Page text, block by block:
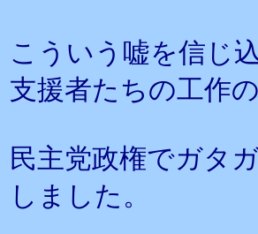
こういう嘘を信じ
支援者たちの工作
民主党政権でガタ
しました。